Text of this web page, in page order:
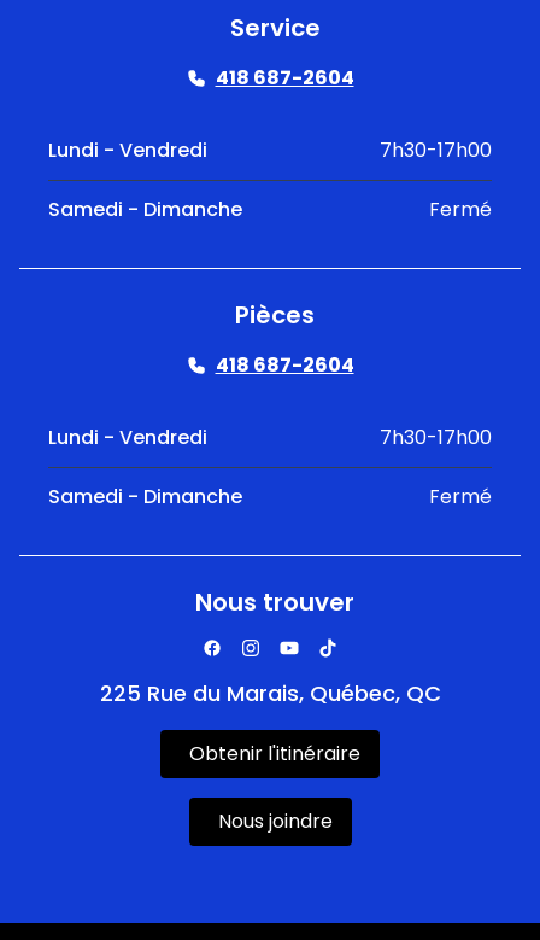
Service
418 687-2604
Lundi - Vendredi 7h30-17h00
Samedi - Dimanche Fermé
Pièces
418 687-2604
Lundi - Vendredi 7h30-17h00
Samedi - Dimanche Fermé
Nous trouver
225 Rue du Marais, Québec, QC
Obtenir l'itinéraire
Nous joindre